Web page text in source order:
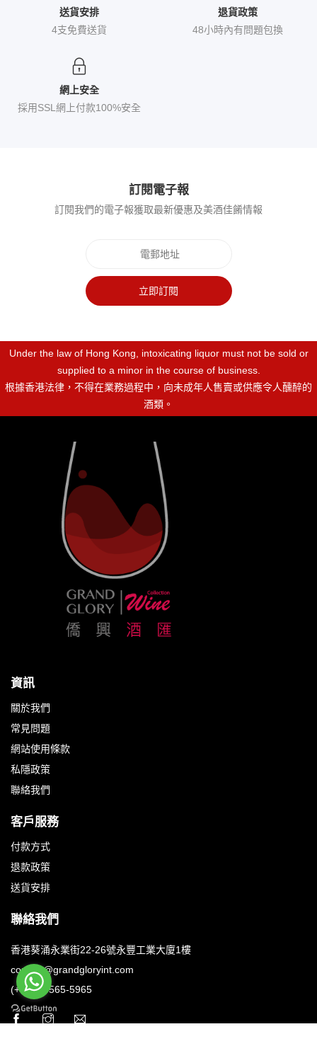
送貨安排
4支免費送貨
退貨政策
48小時內有問題包換
網上安全
採用SSL網上付款100%安全
訂閱電子報
訂閱我們的電子報獲取最新優惠及美酒佳餚情報
立即訂閱
Under the law of Hong Kong, intoxicating liquor must not be sold or
supplied to a minor in the course of business.
根據香港法律，不得在業務過程中，向未成年人售賣或供應令人醺醉的
酒類。
資訊
關於我們
常見問題
網站使用條款
私隱政策
聯絡我們
客戶服務
付款方式
退款政策
送貨安排
聯絡我們
香港葵涌永業街22-26號永豐工業大廈1樓
contact@grandgloryint.com
(+852) 3565-5965